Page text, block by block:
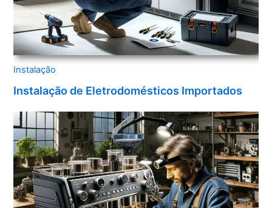
Instalação
Instalação de Eletrodomésticos Importados